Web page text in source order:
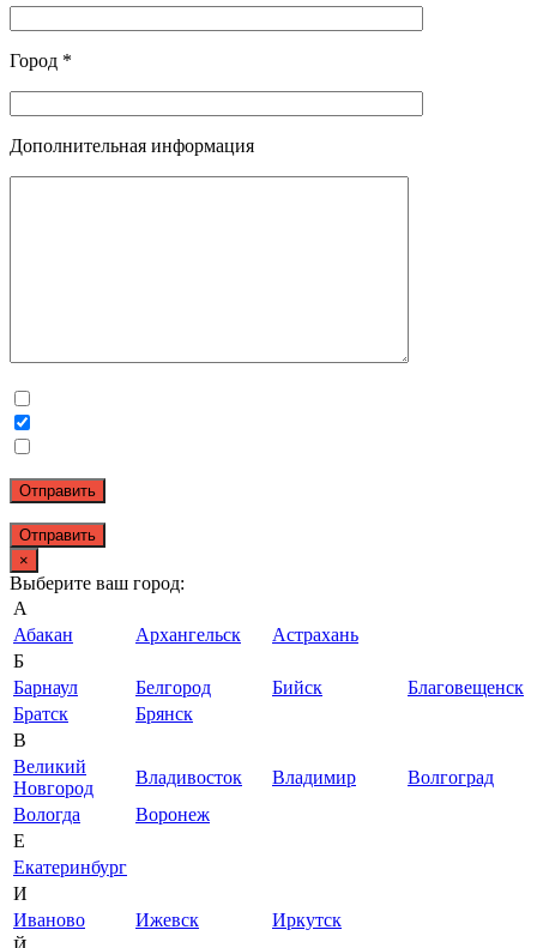
Город *
Дополнительная информация
Отправить
×
Выберите ваш город:
А
Абакан
Архангельск
Астрахань
Б
Барнаул
Белгород Бийск
Благовещенск
Братск
Брянск
В
Великий
Новгород
Владивосток Владимир
Волгоград
Вологда
Воронеж
Е
Екатеринбург
И
Иваново
Ижевск
Иркутск